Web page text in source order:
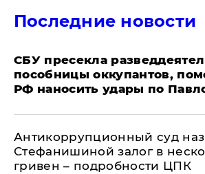
Последние новости
СБУ пресекла
пособницы оккупантов,
РФ наносить удары по
Антикоррупционный суд
Стефанишиной залог в
гривен – подробности ЦПК